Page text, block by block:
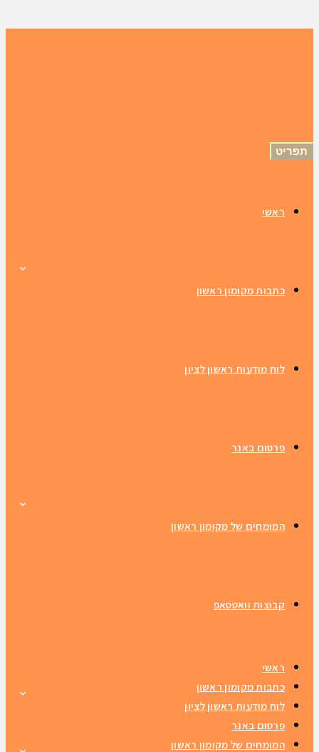
תפריט
ראשי
כתבות מקומון ראשון
לוח מודעות ראשון לציון
פרסום באנר
המומחים של מקומון ראשון
קבוצות וואטסאפ
ראשי
כתבות מקומון ראשון
לוח מודעות ראשון לציון
פרסום באנר
המומחים של מקומון ראשון